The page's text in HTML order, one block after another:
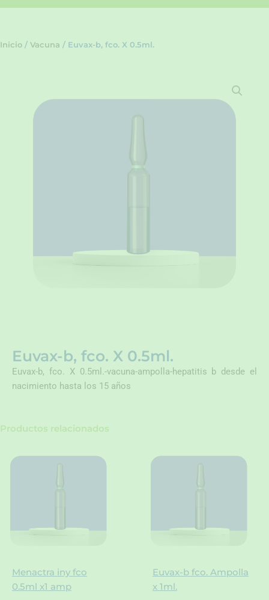
Inicio / Vacuna / Euvax-b, fco. X 0.5ml.
Euvax-b, fco. X 0.5ml.
Euvax-b, fco. X 0.5ml.-vacuna-ampolla-hepatitis b desde el
nacimiento hasta los 15 años
Productos relacionados
Menactra iny fco
0.5ml x1 amp
Euvax-b fco. Ampolla
x 1ml.